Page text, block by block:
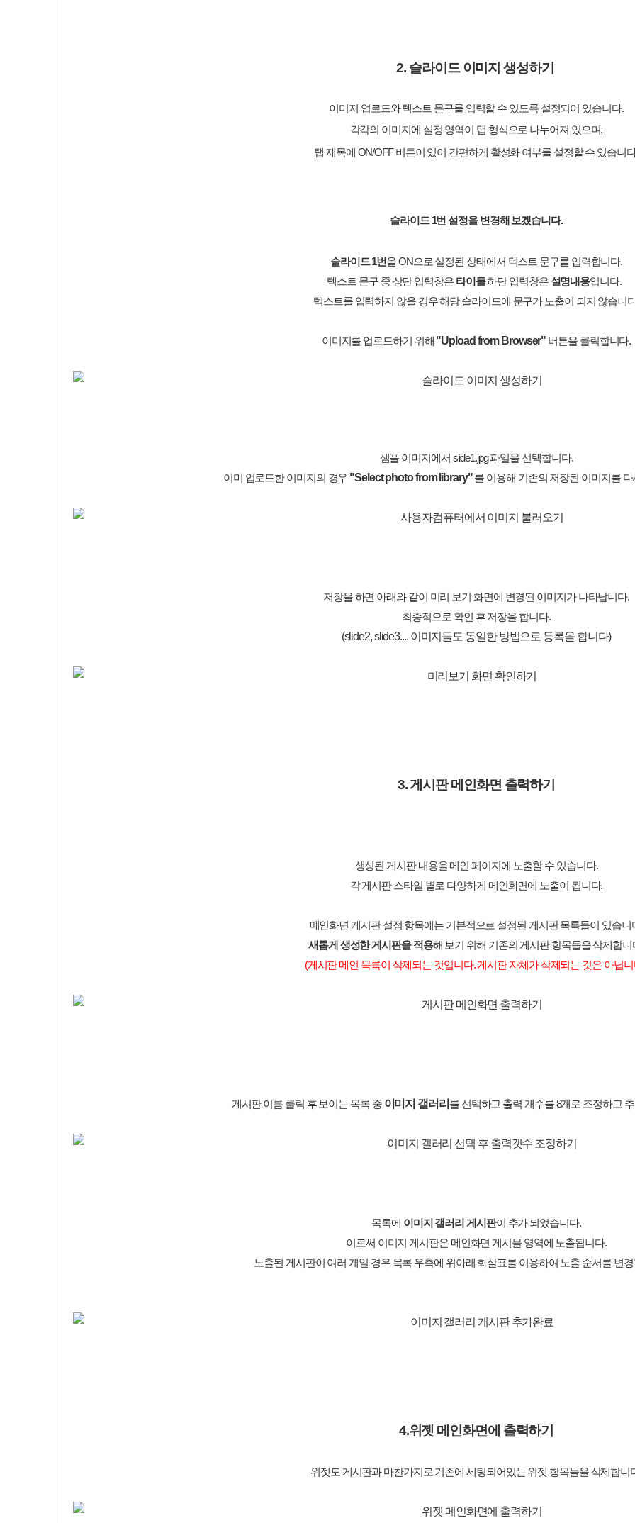
2. 슬라이드 이미지 생성하기
이미지 업로드와 텍스트 문구를 입력할 수 있도록 설정되어 있습니다.
각각의 이미지에 설정 영역이 탭 형식으로 나누어져 있으며,
탭 제목에 ON/OFF 버튼이 있어 간편하게 활성화 여부를 설정할 수 있습니
슬라이드 1번 설정을 변경해 보겠습니다.
슬라이드 1번을 ON으로 설정된 상태에서 텍스트 문구를 입력합니다.
텍스트 문구 중 상단 입력창은 타이틀하단 입력창은설명내용입니다.
텍스트를 입력하지 않을 경우 해당 슬라이드에 문구가 노출이 되지 않습니
이미지를 업로드하기 위해 "Upload from Browser" 버튼을 클릭합니다.
샘플 이미지에서 slide1.jpg 파일을 선택합니다.
이미 업로드한 이미지의 경우 "Select photo from library"를 이용해 기존의 저장된 이미지를
저장을 하면 아래와 같이 미리 보기 화면에 변경된 이미지가 나타납니다.
최종적으로 확인 후 저장을 합니다.
(slide2, slide3.... 이미지들도 동일한 방법으로 등록을 합니다)
3. 게시판 메인화면 출력하기
생성된 게시판 내용을 메인 페이지에 노출할 수 있습니다.
각 게시판 스타일 별로 다양하게 메인화면에 노출이 됩니다.
메인화면 게시판 설정 항목에는 기본적으로 설정된 게시판 목록들이 있습니
새롭게 생성한 게시판을 적용해 보기 위해 기존의 게시판 항목들을 삭제합니
(게시판 메인 목록이 삭제되는 것입니다. 게시판 자체가 삭제되는 것은 아닙니
게시판 이름 클릭 후 보이는 목록 중 이미지 갤러리 를 선택하고 출력 개수를 8개로 조정하고
목록에 이미지 갤러리 게시판이 추가 되었습니다.
이로써 이미지 게시판은 메인화면 게시물 영역에 노출됩니다.
노출된 게시판이 여러 개일 경우 목록 우측에 위아래 화살표를 이용하여 노출 순서를 변
4.위젯 메인화면에 출력하기
위젯도 게시판과 마찬가지로 기존에 세팅되어있는 위젯 항목들을 삭제합니